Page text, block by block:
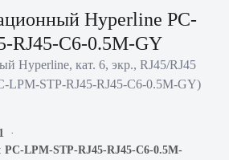
Hyperline PC-
RJ45-C6-0.5M-GY
Hyperline, кат. 6, экр., RJ45/RJ45
LPM-STP-RJ45-RJ45-C6-0.5M-GY)
PC-LPM-STP-RJ45-RJ45-C6-0.5M-